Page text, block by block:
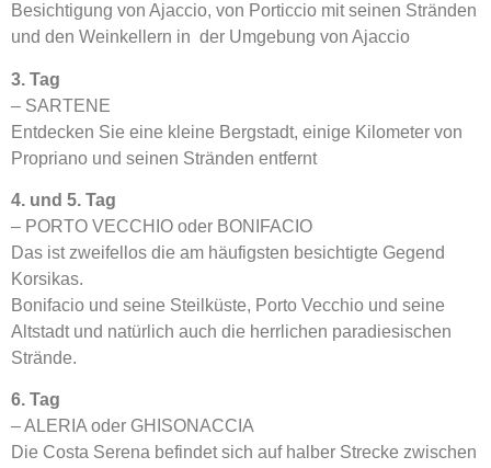
Besichtigung von Ajaccio, von Porticcio mit seinen Stränden
und den Weinkellern in der Umgebung von Ajaccio
3. Tag
– SARTENE
Entdecken Sie eine kleine Bergstadt, einige Kilometer von
Propriano und seinen Stränden entfernt
4. und 5. Tag
– PORTO VECCHIO oder BONIFACIO
Das ist zweifellos die am häufigsten besichtigte Gegend
Korsikas.
Bonifacio und seine Steilküste, Porto Vecchio und seine
Altstadt und natürlich auch die herrlichen paradiesischen
Strände.
6. Tag
– ALERIA oder GHISONACCIA
Die Costa Serena befindet sich auf halber Strecke zwischen